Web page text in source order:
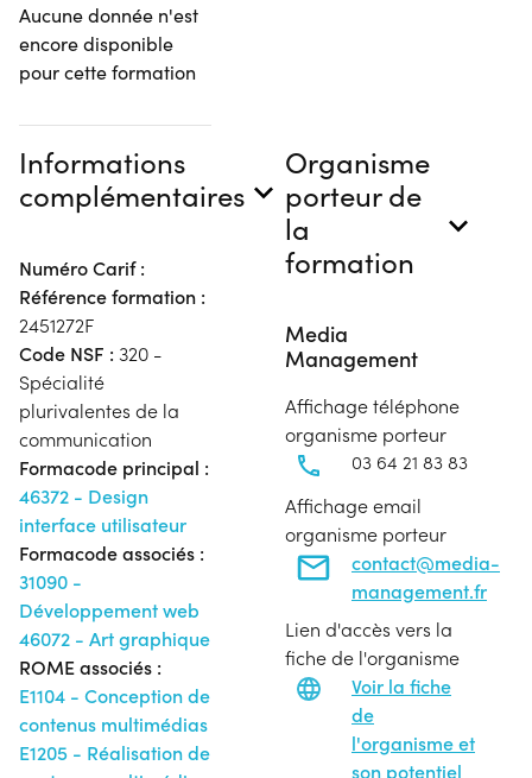
Aucune donnée n'est
encore disponible
pour cette formation
Informations
complémentaires
Numéro Carif :
Référence formation :
2451272F
Code NSF : 320 -
Spécialité
plurivalentes de la
communication
Formacode principal :
46372 - Design
interface utilisateur
Formacode associés :
31090 -
Développement web
46072 - Art graphique
ROME associés :
E1104 - Conception de
contenus multimédias
E1205 - Réalisation de
Organisme
porteur de
la
formation
Media
Management
Affichage téléphone
organisme porteur
03 64 21 83 83
Affichage email
organisme porteur
contact@media-
management.fr
Lien d'accès vers la
fiche de l'organisme
Voir la fiche
de
l'organisme et
son potentiel